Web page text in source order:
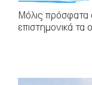
Μόλις πρόσφατα
επιστημονικά